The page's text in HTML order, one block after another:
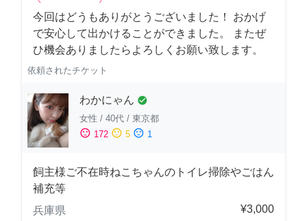
今回はどうもありがとうございました！ おかげ
で安心して出かけることができました。 またぜ
ひ機会ありましたらよろしくお願い致します。
依頼されたチケット
わかにゃん check_circle
女性 / 40代 / 東京都
sentiment_satisfied 172 sentiment_neutral 5 sentiment_dissatisfied 1
飼主様ご不在時ねこちゃんのトイレ掃除やごはん
補充等
兵庫県
¥3,000